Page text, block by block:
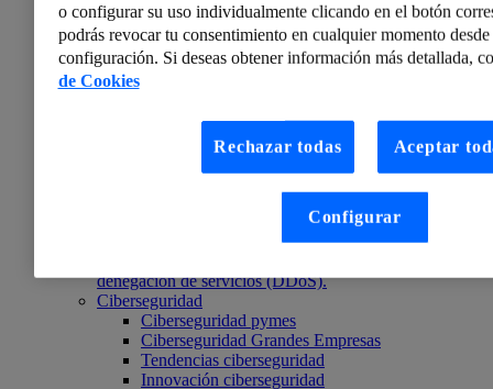
distribuidos de denegación de servicios (III)
En esta interesante ponencia del Security Innovation
denegación de servicios (DDoS).
Ciberseguridad
Ciberseguridad pymes
Ciberseguridad Grandes Empresas
Tendencias ciberseguridad
Innovación ciberseguridad
o configurar su uso individualmente clicando en el botón
podrás revocar tu consentimiento en cualquier momento
configuración. Si deseas obtener información más detallada,
de Cookies
Rechazar todas Aceptar
Configurar